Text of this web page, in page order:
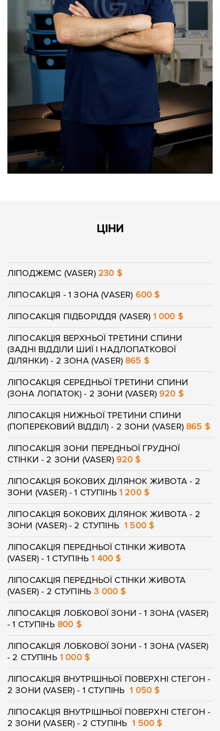
ЦІНИ
ЛІПОДЖЕМС (VASER) 230 $
ЛІПОСАКЦІЯ - 1 ЗОНА (VASER) 600 $
ЛІПОСАКЦІЯ ПІДБОРІДДЯ (VASER) 1 000 $
ЛІПОСАКЦІЯ ВЕРХНЬОЇ ТРЕТИНИ СПИНИ
(ЗАДНІ ВІДДІЛИ ШИЇ І НАДЛОПАТКОВОЇ
ДІЛЯНКИ) - 2 ЗОНА (VASER) 865 $
ЛІПОСАКЦІЯ СЕРЕДНЬОЇ ТРЕТИНИ СПИНИ
(ЗОНА ЛОПАТОК) - 2 ЗОНИ (VASER) 920 $
ЛІПОСАКЦІЯ НИЖНЬОЇ ТРЕТИНИ СПИНИ
(ПОПЕРЕКОВИЙ ВІДДІЛ) - 2 ЗОНИ (VASER) 865 $
ЛІПОСАКЦІЯ ЗОНИ ПЕРЕДНЬОЇ ГРУДНОЇ
СТІНКИ - 2 ЗОНИ (VASER) 920 $
ЛІПОСАКЦІЯ БОКОВИХ ДІЛЯНОК ЖИВОТА - 2
ЗОНИ (VASER) - 1 СТУПІНЬ 1 200 $
ЛІПОСАКЦІЯ БОКОВИХ ДІЛЯНОК ЖИВОТА - 2
ЗОНИ (VASER) - 2 СТУПІНЬ1 500 $
ЛІПОСАКЦІЯ ПЕРЕДНЬОЇ СТІНКИ ЖИВОТА
(VASER) - 1 СТУПІНЬ1 400 $
ЛІПОСАКЦІЯ ПЕРЕДНЬОЇ СТІНКИ ЖИВОТА
(VASER) - 2 СТУПІНЬ3 000 $
ЛІПОСАКЦІЯ ЛОБКОВОЇ ЗОНИ - 1 ЗОНА (VASER)
- 1 СТУПІНЬ 800 $
ЛІПОСАКЦІЯ ЛОБКОВОЇ ЗОНИ - 1 ЗОНА (VASER)
- 2 СТУПІНЬ 1 000 $
ЛІПОСАКЦІЯ ВНУТРІШНЬОЇ ПОВЕРХНІ СТЕГОН -
2 ЗОНИ (VASER) - 1 СТУПІНЬ1 050 $
ЛІПОСАКЦІЯ ВНУТРІШНЬОЇ ПОВЕРХНІ СТЕГОН -
2 ЗОНИ (VASER) - 2 СТУПІНЬ1 500 $